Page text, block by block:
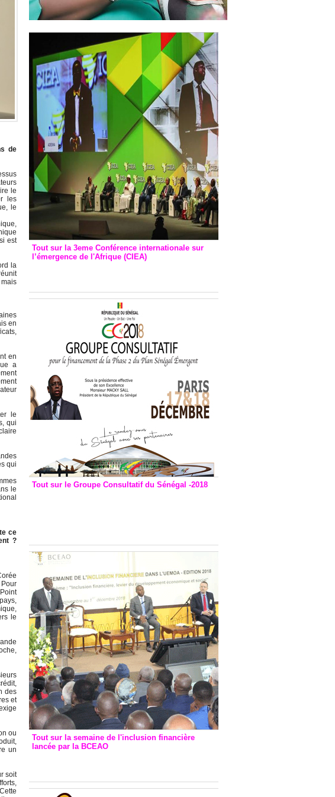
de
le
les
le
est
la
en
en
a
le
qui
qui
le
ce
?
le
des
et
ou
un
soit
Tout sur la 3eme Conférence internationale sur
l’émergence de l'Afrique (CIEA)
Tout sur le Groupe Consultatif du Sénégal -2018
Tout sur la semaine de l'inclusion financière
lancée par la BCEAO